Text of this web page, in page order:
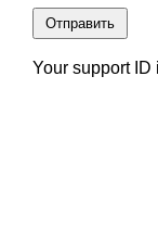
Отправить
Your support